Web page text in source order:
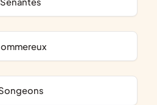
Sommereux
Songeons